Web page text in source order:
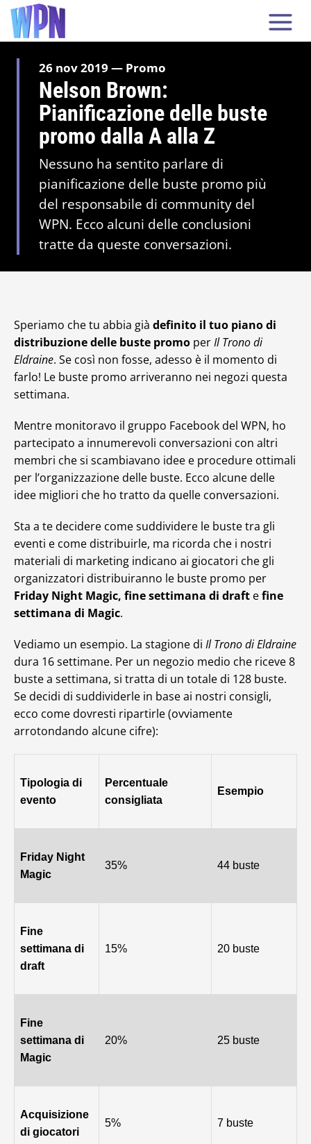
26 nov 2019 — Promo
Nelson Brown:
Pianificazione delle buste
promo dalla A alla Z
Nessuno ha sentito parlare di
pianificazione delle buste promo più
del responsabile di community del
WPN. Ecco alcuni delle conclusioni
tratte da queste conversazioni.
Speriamo che tu abbia già definito il tuo piano di
distribuzione delle buste promo perIl Trono di
Eldraine. Se così non fosse, adesso è il momento di
farlo! Le buste promo arriveranno nei negozi questa
settimana.
Mentre monitoravo il gruppo Facebook del WPN, ho
partecipato a innumerevoli conversazioni con altri
membri che si scambiavano idee e procedure ottimali
per l’organizzazione delle buste. Ecco alcune delle
idee migliori che ho tratto da quelle conversazioni.
Sta a te decidere come suddividere le buste tra gli
eventi e come distribuirle, ma ricorda che i nostri
materiali di marketing indicano ai giocatori che gli
organizzatori distribuiranno le buste promo per
Friday Night Magic, fine settimana di draft efine
settimana di Magic.
Vediamo un esempio. La stagione di Il Trono di Eldraine
dura 16 settimane. Per un negozio medio che riceve 8
buste a settimana, si tratta di un totale di 128 buste.
Se decidi di suddividerle in base ai nostri consigli,
ecco come dovresti ripartirle (ovviamente
arrotondando alcune cifre):
Tipologia di
evento
Percentuale
consigliata
Esempio
Friday Night
Magic
35% 44 buste
Fine
settimana di
draft
15% 20 buste
Fine
settimana di
Magic
20% 25 buste
Acquisizione
di giocatori
5% 7 buste